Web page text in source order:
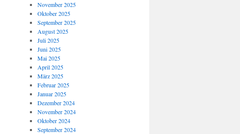
November 2025
Oktober 2025
September 2025
August 2025
Juli 2025
Juni 2025
Mai 2025
April 2025
März 2025
Februar 2025
Januar 2025
Dezember 2024
November 2024
Oktober 2024
September 2024